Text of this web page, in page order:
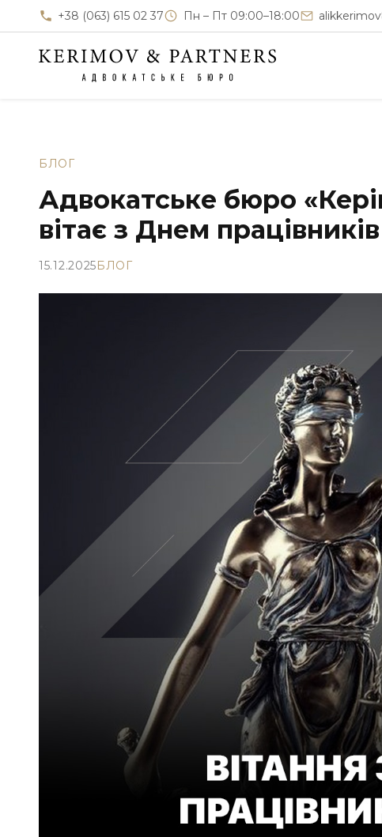
+38 (063) 615 02 37 Пн – Пт 09:00–18:00
БЛОГ
Адвокатське бюро
вітає з Днем
15.12.2025БЛОГ